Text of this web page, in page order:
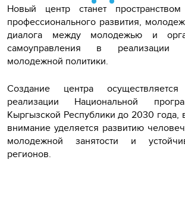
Новый центр станет
профессионального развития,
диалога между молодежью и
самоуправления в реализации
молодежной политики.
Создание центра
реализации Национальной
Кыргызской Республики до 2030 года,
внимание уделяется развитию
молодежной занятости и
регионов.